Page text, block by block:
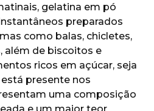
gelatina em pó
preparados
como balas, chicletes,
além de biscoitos e
ricos em açúcar, seja
presente nos
uma composição